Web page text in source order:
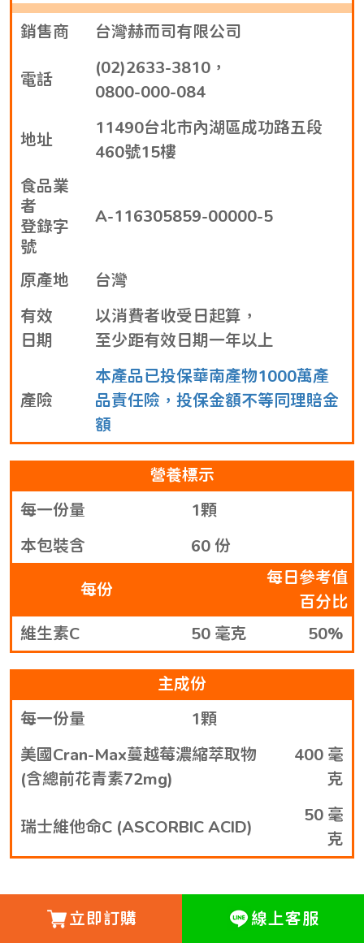
銷售商 台灣赫而司有限公司
電話
(02)2633-3810，
0800-000-084
地址
11490台北市內湖區成功路五段
460號15樓
食品業
者
登錄字
號
A-116305859-00000-5
原產地
台灣
有效
日期
以消費者收受日起算，
至少距有效日期一年以上
產險
本產品已投保華南產物1000萬產
品責任險，投保金額不等同理賠金
額
營養標示
每一份量
1顆
本包裝含
60 份
每份
每日參考值
百分比
維生素C
50 毫克 50%
主成份
每一份量
1顆
美國Cran-Max蔓越莓濃縮萃取物
(含總前花青素72mg)
400 毫
克
瑞士維他命C (ASCORBIC ACID)
50 毫
克
立即訂購 線上客服